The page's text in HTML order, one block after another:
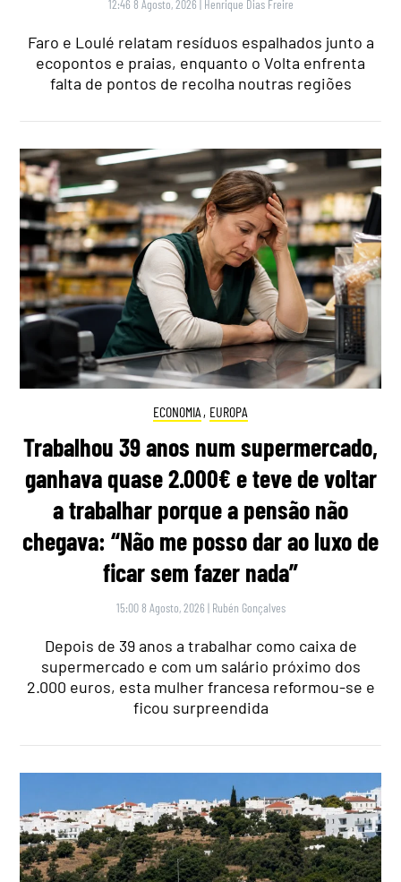
12:46 8 Agosto, 2026 Henrique Dias Freire
Faro e Loulé relatam resíduos espalhados junto a
ecopontos e praias, enquanto o Volta enfrenta
falta de pontos de recolha noutras regiões
ECONOMIA , EUROPA
Trabalhou 39 anos num supermercado,
ganhava quase 2.000€ e teve de voltar
a trabalhar porque a pensão não
chegava: “Não me posso dar ao luxo de
ficar sem fazer nada”
15:00 8 Agosto, 2026 | Rubén Gonçalves
Depois de 39 anos a trabalhar como caixa de
supermercado e com um salário próximo dos
2.000 euros, esta mulher francesa reformou-se e
ficou surpreendida